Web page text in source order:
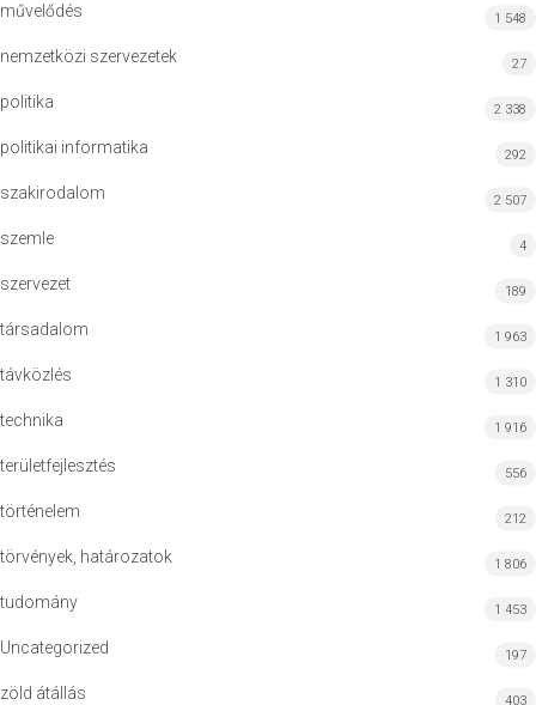
művelődés 1 548
nemzetközi szervezetek 27
politika 2 338
politikai informatika 292
szakirodalom 2 507
szemle 4
szervezet 189
társadalom 1 963
távközlés 1 310
technika 1 916
területfejlesztés 556
történelem 212
törvények, határozatok 1 806
tudomány 1 453
Uncategorized 197
zöld átállás 403